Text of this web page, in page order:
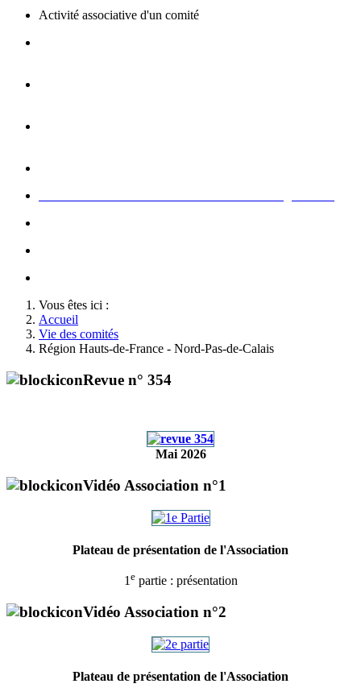
Activité associative d'un comité
Vous êtes ici :
Accueil
Vie des comités
Région Hauts-de-France - Nord-Pas-de-Calais
Revue n° 354
Mai 2026
Vidéo Association n°1
Plateau de présentation de l'Association
1 epartie : présentation
Vidéo Association n°2
Plateau de présentation de l'Association